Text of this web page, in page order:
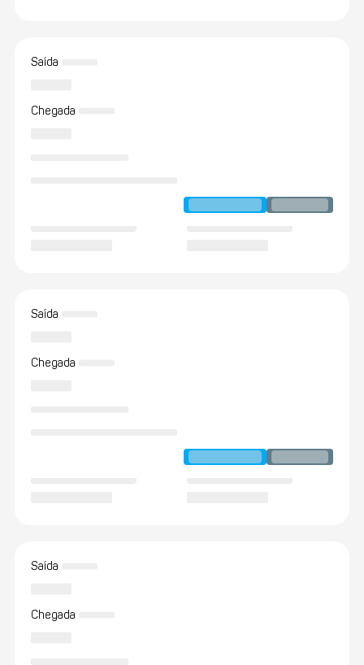
Saída
Chegada
Saída
Chegada
Saída
Chegada